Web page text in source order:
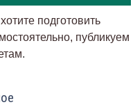
подготовить
публикуем
.